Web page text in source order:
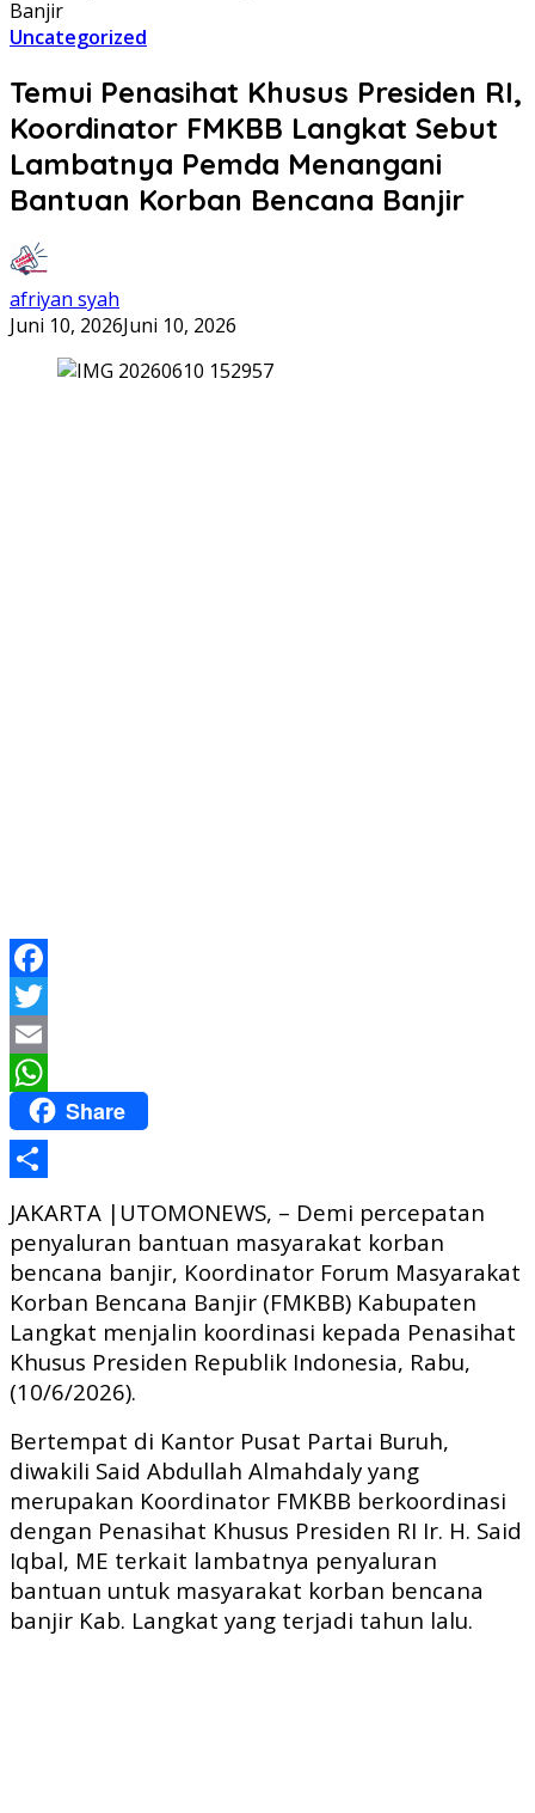
Banjir
Uncategorized
Temui Penasihat Khusus Presiden RI,
Koordinator FMKBB Langkat Sebut
Lambatnya Pemda Menangani
Bantuan Korban Bencana Banjir
afriyan syah
Juni 10, 2026Juni 10, 2026
Facebook
Twitter
Email
WhatsApp
Share
JAKARTA |UTOMONEWS, – Demi percepatan
penyaluran bantuan masyarakat korban
bencana banjir, Koordinator Forum Masyarakat
Korban Bencana Banjir (FMKBB) Kabupaten
Langkat menjalin koordinasi kepada Penasihat
Khusus Presiden Republik Indonesia, Rabu,
(10/6/2026).
Bertempat di Kantor Pusat Partai Buruh,
diwakili Said Abdullah Almahdaly yang
merupakan Koordinator FMKBB berkoordinasi
dengan Penasihat Khusus Presiden RI Ir. H. Said
Iqbal, ME terkait lambatnya penyaluran
bantuan untuk masyarakat korban bencana
banjir Kab. Langkat yang terjadi tahun lalu.